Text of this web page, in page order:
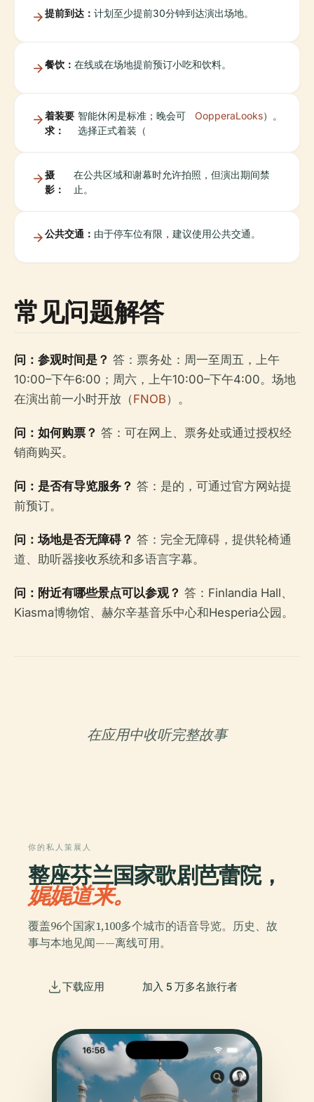
提前到达： 计划至少提前30分钟到达演出场地。
餐饮： 在线或在场地提前预订小吃和饮料。
着装要
求：
智能休闲是标准；晚会可
选择正式着装（
OopperaLooks）。
摄
影：
在公共区域和谢幕时允许拍照，但演出期间禁
止。
公共交通： 由于停车位有限，建议使用公共交通。
常见问题解答
问：参观时间是？ 答：票务处：周一至周五，上午
10:00–下午6:00；周六，上午10:00–下午4:00。场地
在演出前一小时开放（FNOB）。
问：如何购票？ 答：可在网上、票务处或通过授权经
销商购买。
问：是否有导览服务？ 答：是的，可通过官方网站提
前预订。
问：场地是否无障碍？ 答：完全无障碍，提供轮椅通
道、助听器接收系统和多语言字幕。
问：附近有哪些景点可以参观？ 答：Finlandia Hall、
Kiasma博物馆、赫尔辛基音乐中心和Hesperia公园。
在应用中收听完整故事
你的私人策展人
整座芬兰国家歌剧芭蕾院，
娓娓道来。
覆盖96个国家1,100多个城市的语音导览。历史、故
事与本地见闻——离线可用。
下载应用 加入 5 万多名旅行者